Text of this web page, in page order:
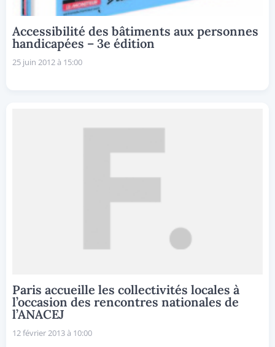
Accessibilité des bâtiments aux personnes
handicapées – 3e édition
25 juin 2012 à 15:00
Paris accueille les collectivités locales à
l’occasion des rencontres nationales de
l’ANACEJ
12 février 2013 à 10:00